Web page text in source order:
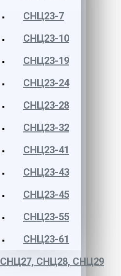
СНЦ23-7
СНЦ23-10
СНЦ23-19
СНЦ23-24
СНЦ23-28
СНЦ23-32
СНЦ23-41
СНЦ23-43
СНЦ23-45
СНЦ23-55
СНЦ23-61
СНЦ27, СНЦ28, СНЦ29